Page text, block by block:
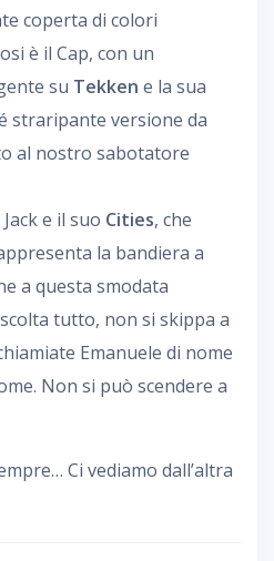
coperta di colori
è il Cap, con un
su Tekken e la sua
straripante versione da
al nostro sabotatore
e il suo Cities, che
la bandiera a
a questa smodata
tutto, non si skippa a
Emanuele di nome
Non si può scendere a
Ci vediamo dall’altra